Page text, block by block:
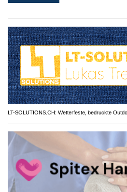
LT-SOLUTIONS.CH: Wetterfeste, bedruckte